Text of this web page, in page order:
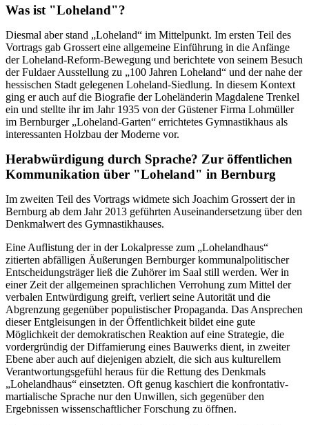
Was ist "Loheland"?
Diesmal aber stand „Loheland“ im Mittelpunkt. Im ersten Teil des
Vortrags gab Grossert eine allgemeine Einführung in die Anfänge
der Loheland-Reform-Bewegung und berichtete von seinem Besuch
der Fuldaer Ausstellung zu „100 Jahren Loheland“ und der nahe der
hessischen Stadt gelegenen Loheland-Siedlung. In diesem Kontext
ging er auch auf die Biografie der Loheländerin Magdalene Trenkel
ein und stellte ihr im Jahr 1935 von der Güstener Firma Lohmüller
im Bernburger „Loheland-Garten“ errichtetes Gymnastikhaus als
interessanten Holzbau der Moderne vor.
Herabwürdigung durch Sprache? Zur öffentlichen
Kommunikation über "Loheland" in Bernburg
Im zweiten Teil des Vortrags widmete sich Joachim Grossert der in
Bernburg ab dem Jahr 2013 geführten Auseinandersetzung über den
Denkmalwert des Gymnastikhauses.
Eine Auflistung der in der Lokalpresse zum „Lohelandhaus“
zitierten abfälligen Äußerungen Bernburger kommunalpolitischer
Entscheidungsträger ließ die Zuhörer im Saal still werden. Wer in
einer Zeit der allgemeinen sprachlichen Verrohung zum Mittel der
verbalen Entwürdigung greift, verliert seine Autorität und die
Abgrenzung gegenüber populistischer Propaganda. Das Ansprechen
dieser Entgleisungen in der Öffentlichkeit bildet eine gute
Möglichkeit der demokratischen Reaktion auf eine Strategie, die
vordergründig der Diffamierung eines Bauwerks dient, in zweiter
Ebene aber auch auf diejenigen abzielt, die sich aus kulturellem
Verantwortungsgefühl heraus für die Rettung des Denkmals
„Lohelandhaus“ einsetzten. Oft genug kaschiert die konfrontativ-
martialische Sprache nur den Unwillen, sich gegenüber den
Ergebnissen wissenschaftlicher Forschung zu öffnen.